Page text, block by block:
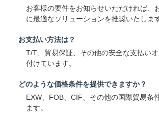
お客様の要件をお知らせいただければ、
に最適なソリューションを推奨いたします
お支払い方法は？
T/T、貿易保証、その他の安全な支払い
付けています。
どのような価格条件を提供できますか？
EXW、FOB、CIF、その他の国際貿易条
ます。